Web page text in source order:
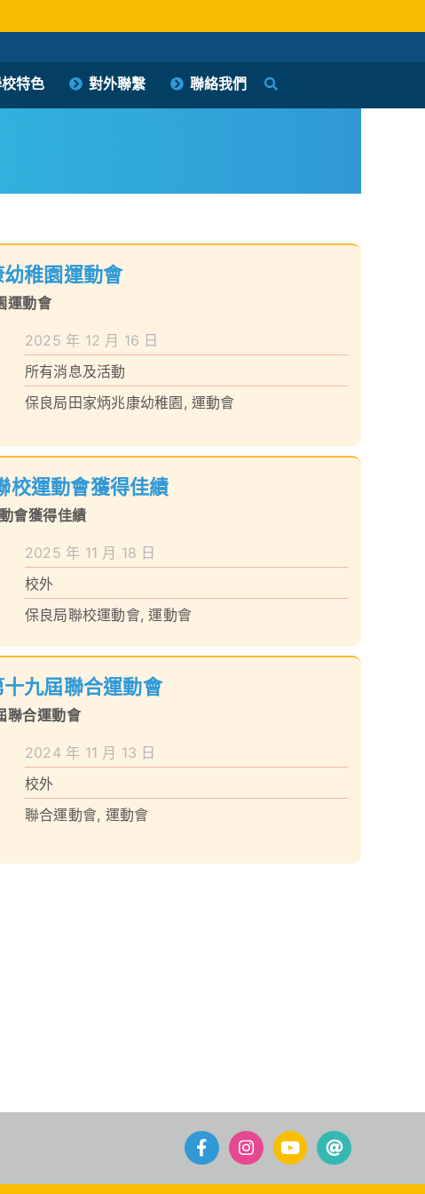
特色 對外聯繫 聯絡我們
稚園運動會
運動會
2025 年 12 月 16 日
所有消息及活動
保良局田家炳兆康幼稚園 , 運動會
校運動會獲得佳績
會獲得佳績
2025 年 11 月 18 日
校外
保良局聯校運動會,運動會
九屆聯合運動會
聯合運動會
2024 年 11 月 13 日
校外
聯合運動會, 運動會